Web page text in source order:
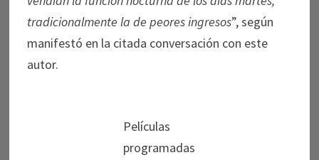
tradicionalmente la de peores ingresos”, según
manifestó en la citada conversación con este
autor.
Películas
programadas